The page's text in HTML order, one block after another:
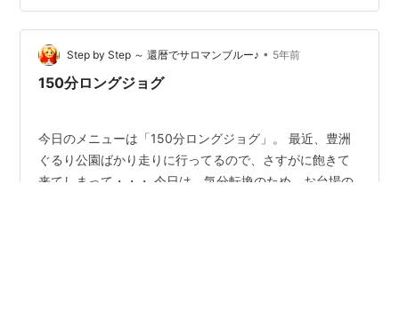
ので、写真を一枚。ここからスタートし、「…
Step by Step ～ 還暦でサロマンブルー♪ • 5年前
150分ロングジョグ